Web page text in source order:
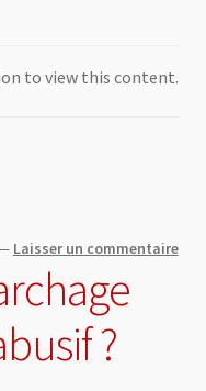
to view this content.
Laisser un commentaire
?